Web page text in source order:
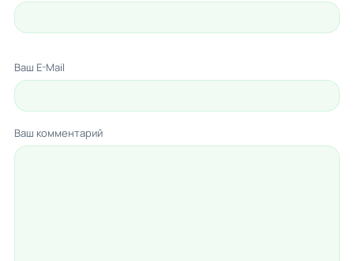
Ваш E-Mail
Ваш комментарий